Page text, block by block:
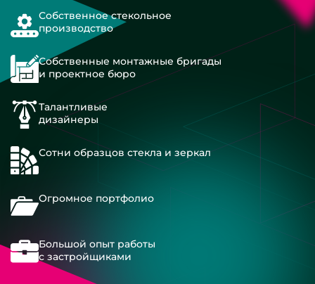
Собственное стекольное
производство
Собственные монтажные бригады
и проектное бюро
Талантливые
дизайнеры
Сотни образцов стекла и зеркал
Огромное портфолио
Большой опыт работы
с застройщиками